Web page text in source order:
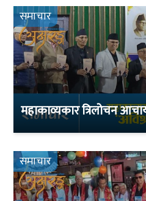
समाचार
महाकाव्यकार त्रिलोचन
समाचार